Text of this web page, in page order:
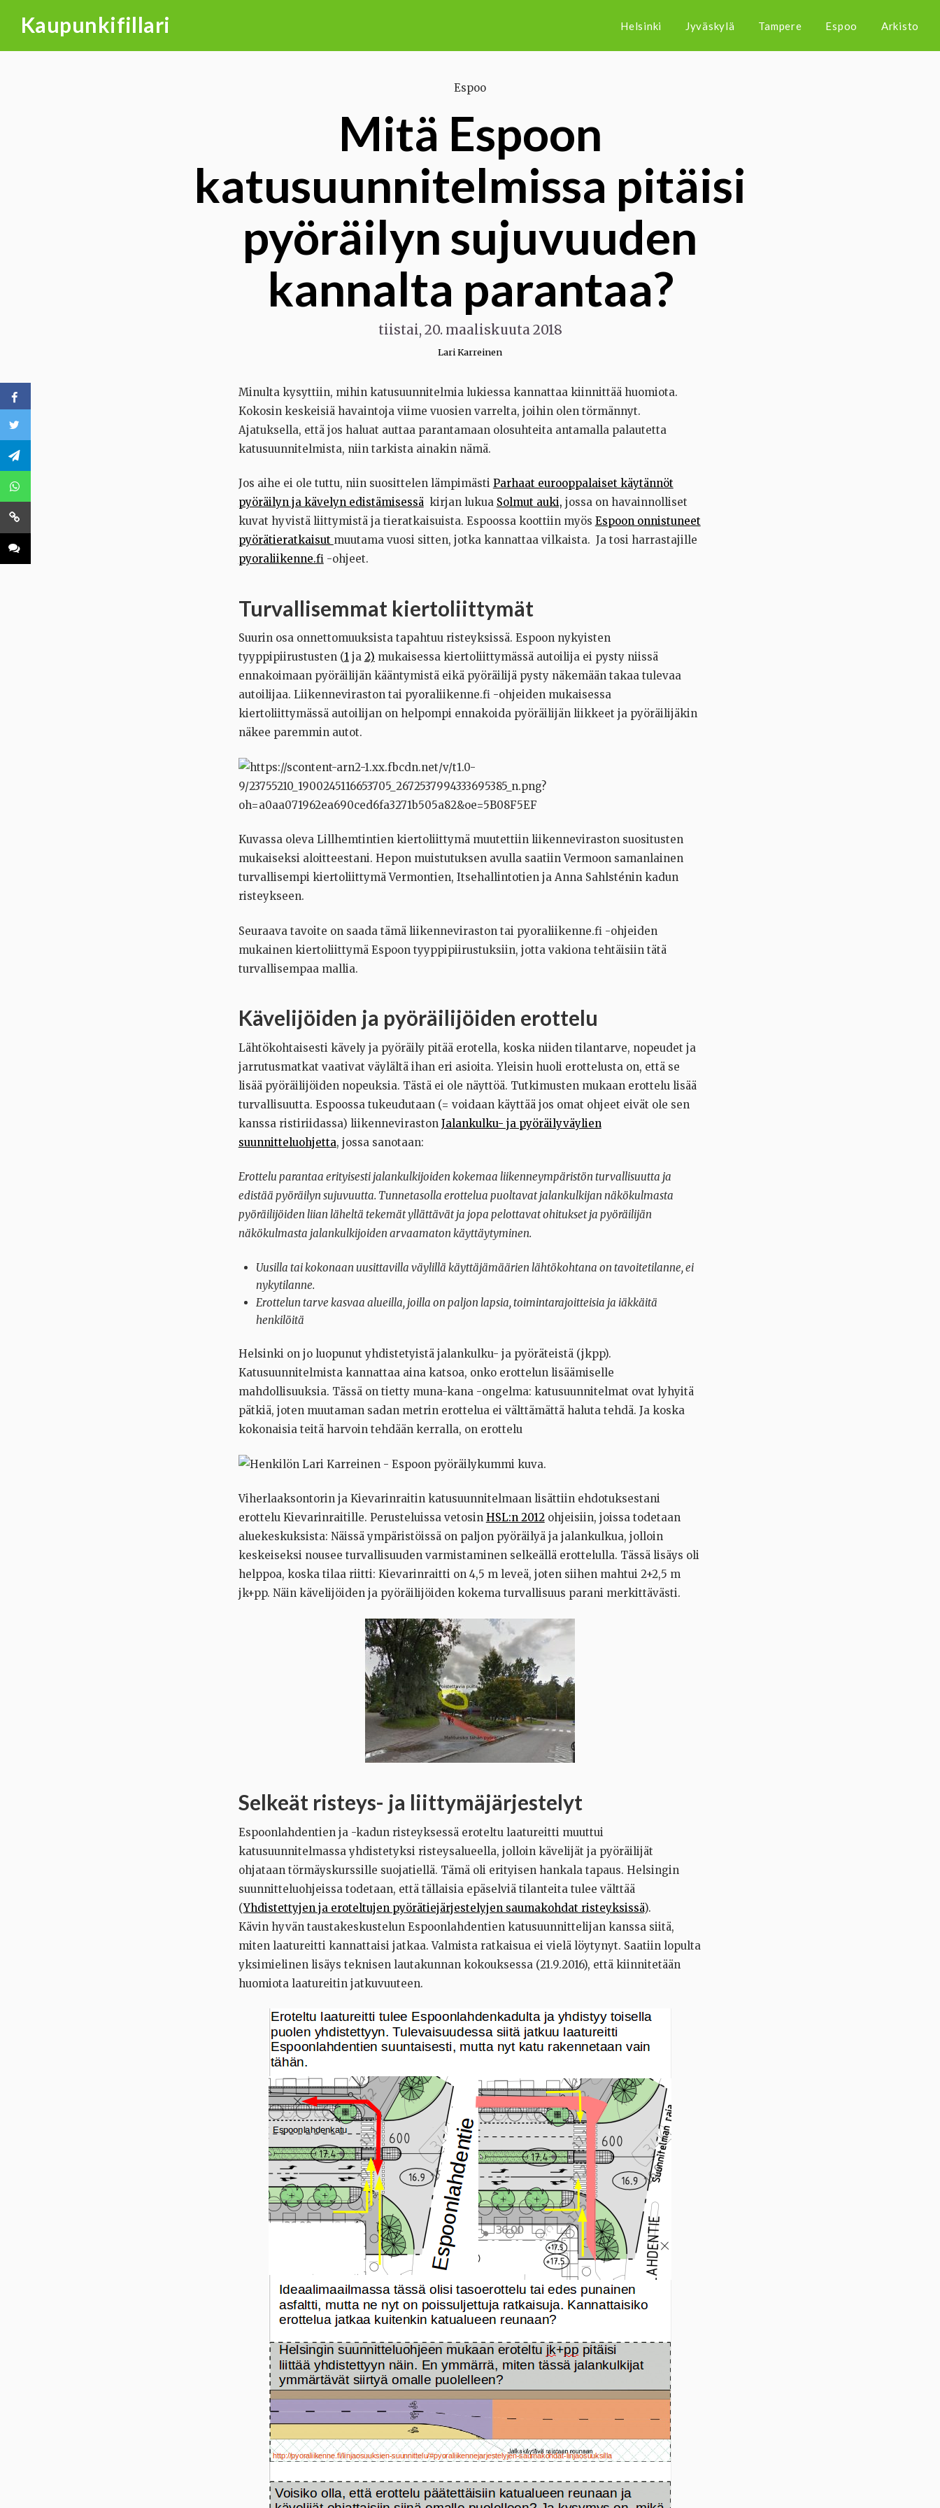
Kaupunkifillari Helsinki Jyväskylä Tampere Espoo Arkisto
Espoo
Mitä Espoon
katusuunnitelmissa pitäisi
pyöräilyn sujuvuuden
kannalta parantaa?
tiistai, 20. maaliskuuta 2018
Lari Karreinen
Minulta kysyttiin, mihin katusuunnitelmia lukiessa kannattaa kiinnittää huomiota.
Kokosin keskeisiä havaintoja viime vuosien varrelta, joihin olen törmännyt.
Ajatuksella, että jos haluat auttaa parantamaan olosuhteita antamalla palautetta
katusuunnitelmista, niin tarkista ainakin nämä.
Jos aihe ei ole tuttu, niin suosittelen lämpimästi Parhaat eurooppalaiset käytännöt
pyöräilyn ja kävelyn edistämisessäkirjan lukua Solmut auki, jossa on havainnolliset
kuvat hyvistä liittymistä ja tieratkaisuista. Espoossa koottiin myös Espoon onnistuneet
pyörätieratkaisut muutama vuosi sitten, jotka kannattaa vilkaista. Ja tosi harrastajille
pyoraliikenne.fi-ohjeet.
Turvallisemmat kiertoliittymät
Suurin osa onnettomuuksista tapahtuu risteyksissä. Espoon nykyisten
tyyppipiirustusten (1ja 2) mukaisessa kiertoliittymässä autoilija ei pysty niissä
ennakoimaan pyöräilijän kääntymistä eikä pyöräilijä pysty näkemään takaa tulevaa
autoilijaa. Liikenneviraston tai pyoraliikenne.fi -ohjeiden mukaisessa
kiertoliittymässä autoilijan on helpompi ennakoida pyöräilijän liikkeet ja pyöräilijäkin
näkee paremmin autot.
Kuvassa oleva Lillhemtintien kiertoliittymä muutettiin liikenneviraston suositusten
mukaiseksi aloitteestani. Hepon muistutuksen avulla saatiin Vermoon samanlainen
turvallisempi kiertoliittymä Vermontien, Itsehallintotien ja Anna Sahlsténin kadun
risteykseen.
Seuraava tavoite on saada tämä liikenneviraston tai pyoraliikenne.fi -ohjeiden
mukainen kiertoliittymä Espoon tyyppipiirustuksiin, jotta vakiona tehtäisiin tätä
turvallisempaa mallia.
Kävelijöiden ja pyöräilijöiden erottelu
Lähtökohtaisesti kävely ja pyöräily pitää erotella, koska niiden tilantarve, nopeudet ja
jarrutusmatkat vaativat väylältä ihan eri asioita. Yleisin huoli erottelusta on, että se
lisää pyöräilijöiden nopeuksia. Tästä ei ole näyttöä. Tutkimusten mukaan erottelu lisää
turvallisuutta. Espoossa tukeudutaan (= voidaan käyttää jos omat ohjeet eivät ole sen
kanssa ristiriidassa) liikenneviraston Jalankulku- ja pyöräilyväylien
suunnitteluohjetta, jossa sanotaan:
Erottelu parantaa erityisesti jalankulkijoiden kokemaa liikenneympäristön turvallisuutta ja
edistää pyöräilyn sujuvuutta. Tunnetasolla erottelua puoltavat jalankulkijan näkökulmasta
pyöräilijöiden liian läheltä tekemät yllättävät ja jopa pelottavat ohitukset ja pyöräilijän
näkökulmasta jalankulkijoiden arvaamaton käyttäytyminen.
Uusilla tai kokonaan uusittavilla väylillä käyttäjämäärien lähtökohtana on tavoitetilanne, ei
nykytilanne.
Erottelun tarve kasvaa alueilla, joilla on paljon lapsia, toimintarajoitteisia ja iäkkäitä
henkilöitä
Helsinki on jo luopunut yhdistetyistä jalankulku- ja pyöräteistä (jkpp).
Katusuunnitelmista kannattaa aina katsoa, onko erottelun lisäämiselle
mahdollisuuksia. Tässä on tietty muna-kana -ongelma: katusuunnitelmat ovat lyhyitä
pätkiä, joten muutaman sadan metrin erottelua ei välttämättä haluta tehdä. Ja koska
kokonaisia teitä harvoin tehdään kerralla, on erottelu
Viherlaaksontorin ja Kievarinraitin katusuunnitelmaan lisättiin ehdotuksestani
erottelu Kievarinraitille. Perusteluissa vetosin HSL:n 2012ohjeisiin, joissa todetaan
aluekeskuksista: Näissä ympäristöissä on paljon pyöräilyä ja jalankulkua, jolloin
keskeiseksi nousee turvallisuuden varmistaminen selkeällä erottelulla. Tässä lisäys oli
helppoa, koska tilaa riitti: Kievarinraitti on 4,5 m leveä, joten siihen mahtui 2+2,5 m
jk+pp. Näin kävelijöiden ja pyöräilijöiden kokema turvallisuus parani merkittävästi.
Selkeät risteys- ja liittymäjärjestelyt
Espoonlahdentien ja -kadun risteyksessä eroteltu laatureitti muuttui
katusuunnitelmassa yhdistetyksi risteysalueella, jolloin kävelijät ja pyöräilijät
ohjataan törmäyskurssille suojatiellä. Tämä oli erityisen hankala tapaus. Helsingin
suunnitteluohjeissa todetaan, että tällaisia epäselviä tilanteita tulee välttää
(Yhdistettyjen ja eroteltujen pyörätiejärjestelyjen saumakohdat risteyksissä).
Kävin hyvän taustakeskustelun Espoonlahdentien katusuunnittelijan kanssa siitä,
miten laatureitti kannattaisi jatkaa. Valmista ratkaisua ei vielä löytynyt. Saatiin lopulta
yksimielinen lisäys teknisen lautakunnan kokouksessa (21.9.2016), että kiinnitetään
huomiota laatureitin jatkuvuuteen.